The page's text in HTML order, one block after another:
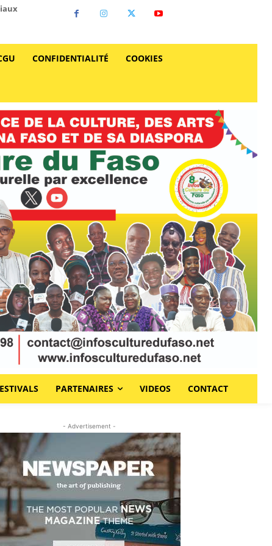
CONFIDENTIALITÉ COOKIES
PARTENAIRES VIDEOS CONTACT
- Advertisement -